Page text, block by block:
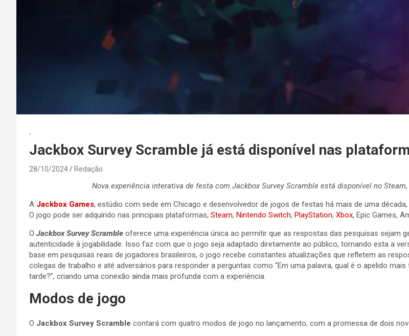
.
Jackbox Survey Scramble já está disponível nas
28/10/2024 Redação
Nova experiência interativa de festa com Jackbox Survey Scramble está disponível no
A Jackbox Games, estúdio com sede em Chicago e desenvolvedor de jogos de festas há mais de uma
O jogo pode ser adquirido nas principais plataformas, Steam, Nintendo Switch, PlayStation, Xbox, Epic Games,
O Jackbox Survey Scramble oferece uma experiência única ao permitir que as respostas das pesquisas sejam
autenticidade à jogabilidade. Isso faz com que o jogo seja adaptado diretamente ao público, tornando esta a
base em pesquisas reais de jogadores brasileiros, o jogo recebe constantes atualizações que refletem as
colegas de trabalho e até adversários para responder a perguntas como “Em uma palavra, qual é o apelido
tarde?”, criando uma conexão ainda mais profunda com a experiência.
Modos de jogo
O Jackbox Survey Scramble contará com quatro modos de jogo no lançamento, com a promessa de dois